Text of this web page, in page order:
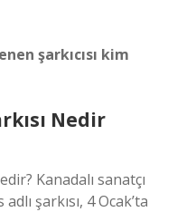
şarkıcısı kim
Nedir
Kanadalı sanatçı
şarkısı, 4 Ocak’ta